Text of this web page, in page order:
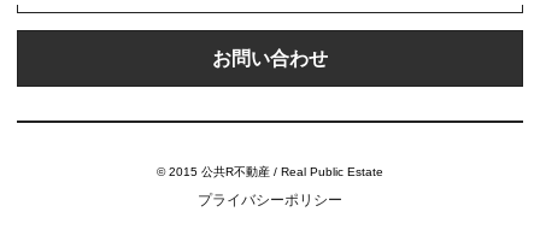
お問い合わせ
© 2015 公共R不動産 / Real Public Estate
プライバシーポリシー